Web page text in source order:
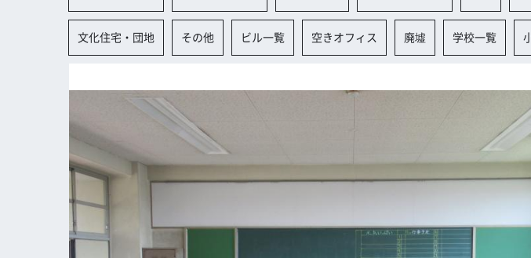
文化住宅・団地 その他 ビル一覧 空きオフィス 廃墟 学校一覧